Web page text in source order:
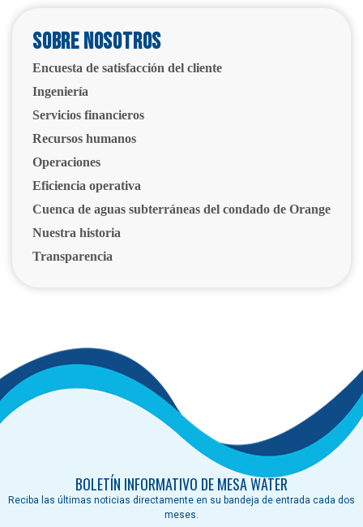
Sobre nosotros
Encuesta de satisfacción del cliente
Ingeniería
Servicios financieros
Recursos humanos
Operaciones
Eficiencia operativa
Cuenca de aguas subterráneas del condado de Orange
Nuestra historia
Transparencia
BOLETÍN INFORMATIVO DE MESA WATER
Reciba las últimas noticias directamente en su bandeja de entrada cada dos
meses.